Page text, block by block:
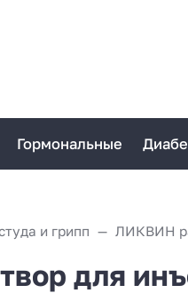
Гормональные
и грипп
для